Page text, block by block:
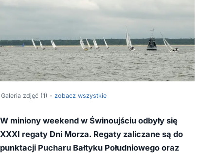
Galeria zdjęć (1) - zobacz wszystkie
W miniony weekend w Świnoujściu odbyły się
XXXI regaty Dni Morza. Regaty zaliczane są do
punktacji Pucharu Bałtyku Południowego oraz